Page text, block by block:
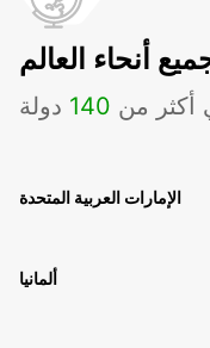
أنحاء العالم
أكثر من 140 دولة
الإمارات العربية المتحدة
ألمانيا